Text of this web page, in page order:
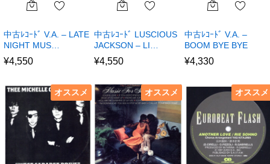
中古ﾚｺｰﾄﾞ V.A. – LATE
NIGHT MUS…
¥4,550
中古ﾚｺｰﾄﾞ LUSCIOUS
JACKSON – LI…
¥4,550
中古ﾚｺｰﾄﾞ V.A. –
BOOM BYE BYE
¥4,330
オススメ オススメ オススメ